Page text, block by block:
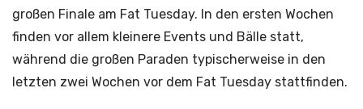
großen Finale am Fat Tuesday. In den ersten Wochen
finden vor allem kleinere Events und Bälle statt,
während die großen Paraden typischerweise in den
letzten zwei Wochen vor dem Fat Tuesday stattfinden.